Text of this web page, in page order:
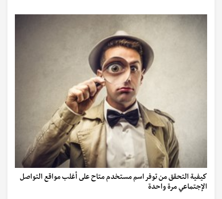
كيفية التحقق من توفر اسم مستخدم متاح على أغلب مواقع التواصل
الإجتماعي مرة واحدة